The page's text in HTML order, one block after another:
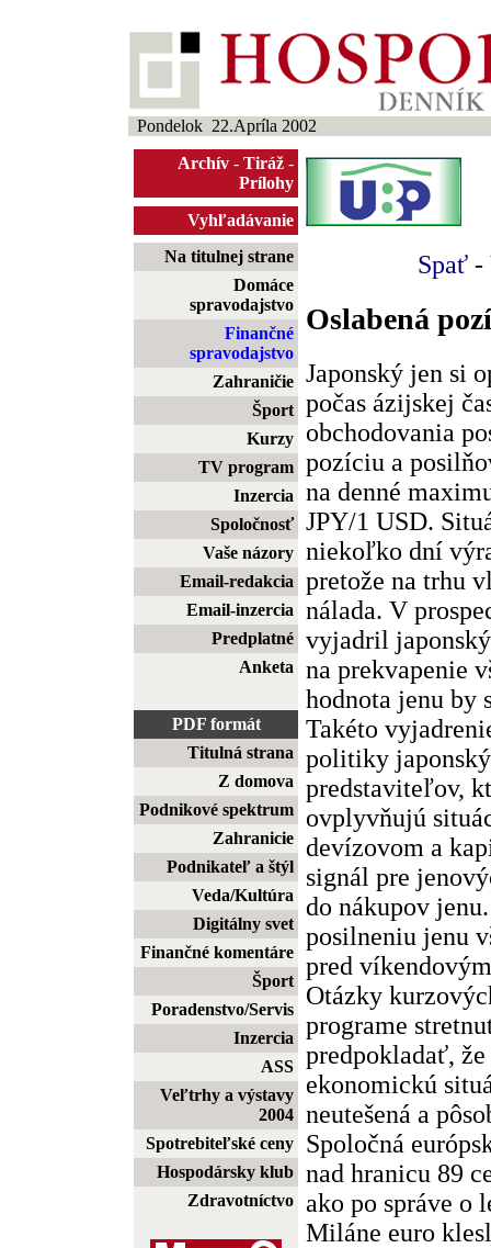
Pondelok 22.Apríla 2002
Archív - Tiráž -
Prílohy
Vyhľadávanie
Na titulnej strane
Domáce
spravodajstvo
Finančné
spravodajstvo
Zahraničie
Šport
Kurzy
TV program
Inzercia
Spoločnosť
Vaše názory
Email-redakcia
Email-inzercia
Predplatné
Anketa
PDF formát
Titulná strana
Z domova
Podnikové spektrum
Zahranicie
Podnikateľ a štýl
Veda/Kultúra
Digitálny svet
Finančné komentáre
Šport
Poradenstvo/Servis
Inzercia
ASS
Veľtrhy a výstavy
2004
Spotrebiteľské ceny
Hospodársky klub
Zdravotníctvo
Spať -
Oslabená
Japonský jen si
počas ázijskej
obchodovania
pozíciu a
na denné
JPY/1 USD.
niekoľko dní
pretože na trhu
nálada. V
vyjadril
na prekvapenie
hodnota jenu by
Takéto
politiky
predstaviteľov,
ovplyvňujú
devízovom a
signál pre
do nákupov
posilneniu jenu
pred
Otázky
programe
predpokladať,
ekonomickú
neutešená a
Spoločná
nad hranicu 89
ako po správe o
Miláne euro